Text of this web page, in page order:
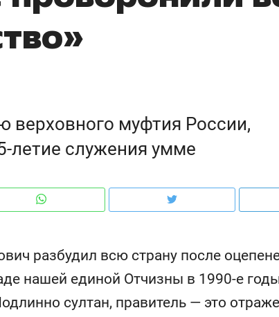
верховного муфтия России,
служения умме
разбудил всю страну после
нашей единой Отчизны в 1990-е
султан, правитель — это
надо знать аксакалов и
даже
Рекомендуем
Психотерапевт «Фороса»:
«Директорский невроз» –
когда человек не считает